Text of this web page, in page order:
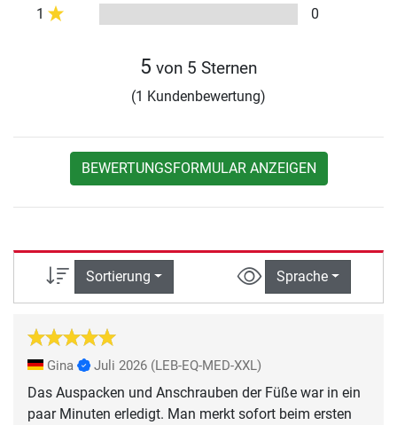
1 0
5 von 5 Sternen
(1 Kundenbewertung)
BEWERTUNGSFORMULAR ANZEIGEN
Sortierung Sprache
Gina Juli 2026 (LEB-EQ-MED-XXL)
Das Auspacken und Anschrauben der Füße war in ein
paar Minuten erledigt. Man merkt sofort beim ersten